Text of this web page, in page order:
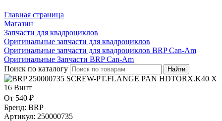
Главная страница
Магазин
Запчасти для квадроциклов
Оригинальные запчасти для квадроциклов
Оригинальные запчасти для квадроциклов BRP Can-Am
Оригинальные Запчасти BRP Can-Am
Поиск по каталогу
Найти
От 540 ₽
Бренд: BRP
Артикул: 250000735